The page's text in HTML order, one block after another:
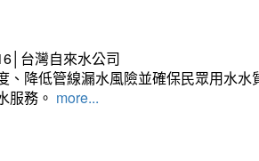
台灣自來水公司
、降低管線漏水風險並確保民眾用水
服務。 more...